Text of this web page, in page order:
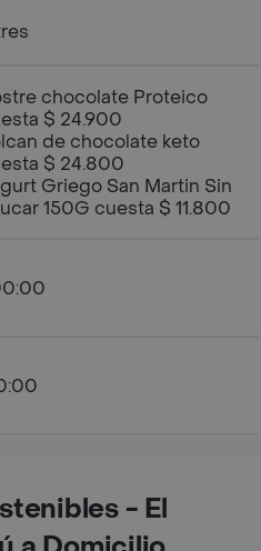
chocolate Proteico
$ 24.900
de chocolate keto
$ 24.800
Griego San Martin Sin
150G cuesta $ 11.800
- El